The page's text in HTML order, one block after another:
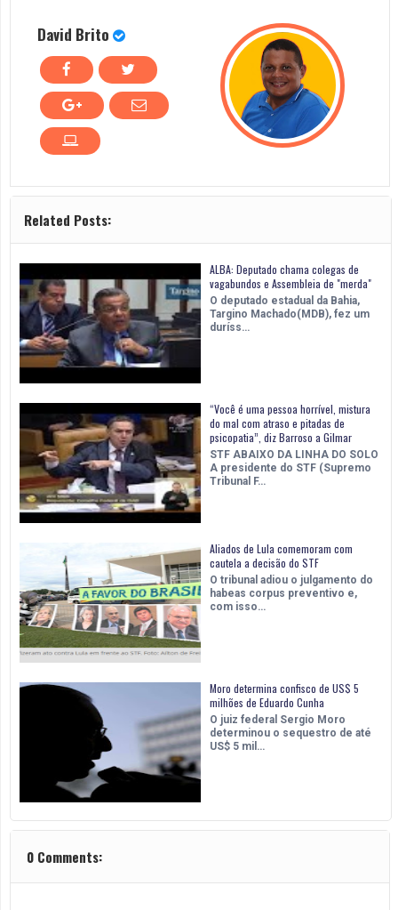
David Brito
Related Posts:
ALBA: Deputado chama colegas de
vagabundos e Assembleia de "merda"
O deputado estadual da Bahia,
Targino Machado(MDB), fez um
duríss…
“Você é uma pessoa horrível, mistura
do mal com atraso e pitadas de
psicopatia”, diz Barroso a Gilmar
STF ABAIXO DA LINHA DO SOLO
A presidente do STF (Supremo
Tribunal F…
Aliados de Lula comemoram com
cautela a decisão do STF
O tribunal adiou o julgamento do
habeas corpus preventivo e,
com isso…
Moro determina confisco de US$ 5
milhões de Eduardo Cunha
O juiz federal Sergio Moro
determinou o sequestro de até
US$ 5 mil…
0 Comments: